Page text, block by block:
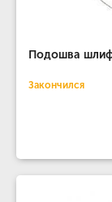
Подошва
Закончился